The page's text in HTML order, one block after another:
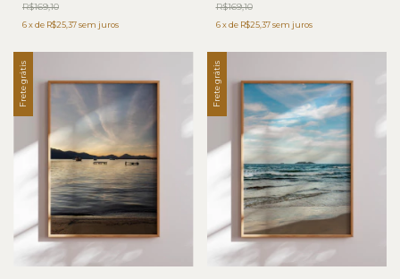
R$169,10
6xde R$25,37sem juros
R$169,10
6 xde R$25,37 sem juros
Frete grátis Frete grátis